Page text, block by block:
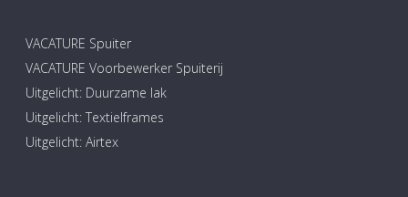
VACATURE Spuiter
VACATURE Voorbewerker Spuiterij
Uitgelicht: Duurzame lak
Uitgelicht: Textielframes
Uitgelicht: Airtex